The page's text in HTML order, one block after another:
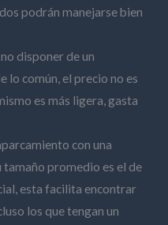
podrán manejarse bien
disponer de un
lo común, el precio no es
es más ligera, gasta
con una
tamaño promedio es el de
esta facilita encontrar
los que tengan un